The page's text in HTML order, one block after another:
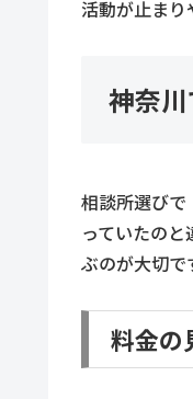
活動が止まり
神奈
相談所選びで
っていたの
ぶのが大切で
料金の